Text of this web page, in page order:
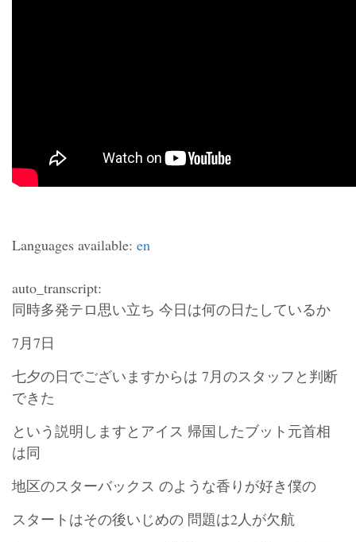
Languages available: en
auto_transcript:
同時多発テロ思い立ち 今日は何の日たしているか
7月7日
七夕の日でございますからは 7月のスタッフと判断
できた
という説明しますとアイス 帰国したブット元首相
は同
地区のスターバックス のような香りが好き僕の
スタートはその後いじめの 問題は2人が欠航